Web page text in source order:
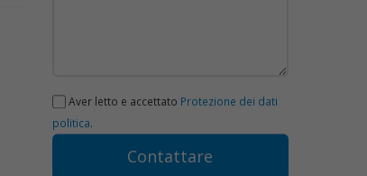
Aver letto e accettato Protezione dei dati
politica.
Contattare